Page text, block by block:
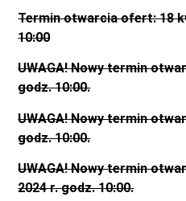
Termin otwarcia ofert: 18
10:00
UWAGA! Nowy termin
godz. 10:00.
UWAGA! Nowy termin
godz. 10:00.
UWAGA! Nowy termin
2024 r. godz. 10:00.